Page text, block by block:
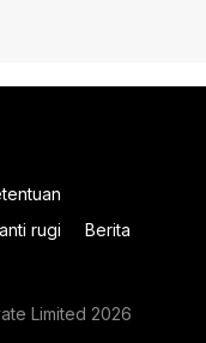
rugi
Berita
Limited 2026